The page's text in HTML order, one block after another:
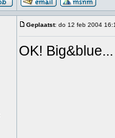
Geplaatst: do 12 feb 2004
OK! Big&blue...